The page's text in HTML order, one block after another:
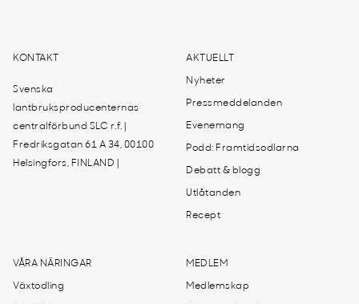
KONTAKT
Svenska
lantbruksproducenternas
centralförbund SLC r.f. |
Fredriksgatan 61 A 34, 00100
Helsingfors, FINLAND |
AKTUELLT
Nyheter
Pressmeddelanden
Evenemang
Podd: Framtidsodlarna
Debatt & blogg
Utlåtanden
Recept
VÅRA NÄRINGAR
Växtodling
MEDLEM
Medlemskap